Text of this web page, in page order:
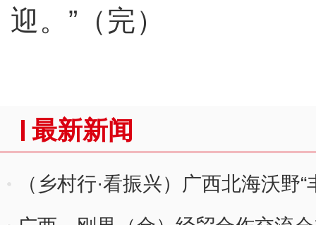
迎。”（完）
最新新闻
（乡村行·看振兴）广西北海沃野